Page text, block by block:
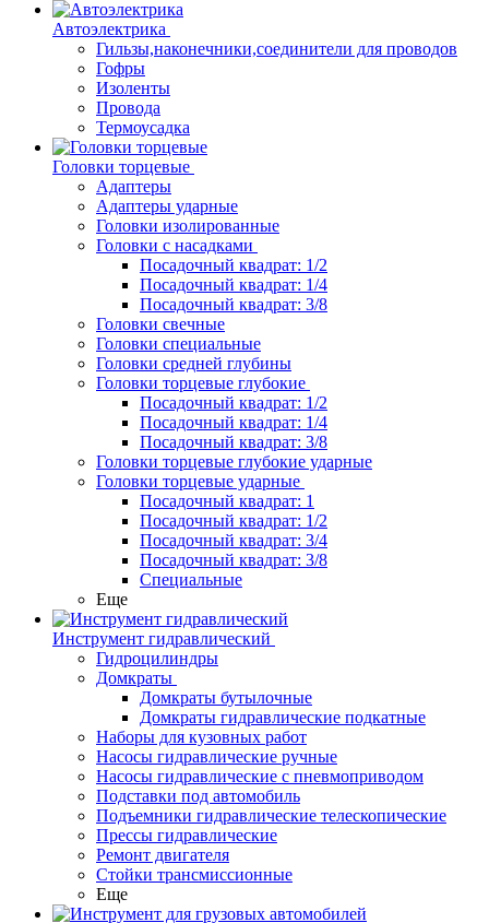
Автоэлектрика
Гильзы,наконечники,соединители для проводов
Гофры
Изоленты
Провода
Термоусадка
Головки торцевые
Адаптеры
Адаптеры ударные
Головки изолированные
Головки с насадками
Посадочный квадрат: 1/2
Посадочный квадрат: 1/4
Посадочный квадрат: 3/8
Головки свечные
Головки специальные
Головки средней глубины
Головки торцевые глубокие
Посадочный квадрат: 1/2
Посадочный квадрат: 1/4
Посадочный квадрат: 3/8
Головки торцевые глубокие ударные
Головки торцевые ударные
Посадочный квадрат: 1
Посадочный квадрат: 1/2
Посадочный квадрат: 3/4
Посадочный квадрат: 3/8
Специальные
Еще
Инструмент гидравлический
Гидроцилиндры
Домкраты
Домкраты бутылочные
Домкраты гидравлические подкатные
Наборы для кузовных работ
Насосы гидравлические ручные
Насосы гидравлические с пневмоприводом
Подставки под автомобиль
Подъемники гидравлические телескопические
Прессы гидравлические
Ремонт двигателя
Стойки трансмиссионные
Еще